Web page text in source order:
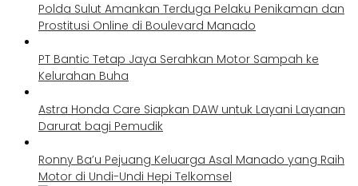
Polda Sulut Amankan Terduga Pelaku Penikaman dan
Prostitusi Online di Boulevard Manado
PT Bantic Tetap Jaya Serahkan Motor Sampah ke
Kelurahan Buha
Astra Honda Care Siapkan DAW untuk Layani Layanan
Darurat bagi Pemudik
Ronny Ba’u Pejuang Keluarga Asal Manado yang Raih
Motor di Undi-Undi Hepi Telkomsel